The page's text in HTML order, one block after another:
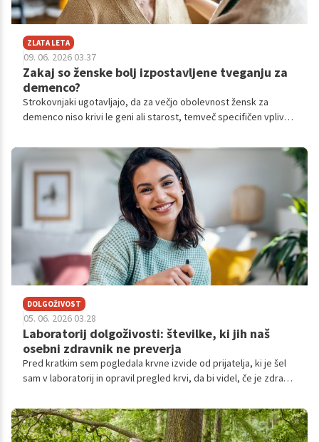
ZLATA LETA
09. 06. 2026 03.37
Zakaj so ženske bolj izpostavljene tveganju za
demenco?
Strokovnjaki ugotavljajo, da za večjo obolevnost žensk za
demenco niso krivi le geni ali starost, temveč specifičen vpliv
DOLGOŽIVOST
05. 06. 2026 03.28
Laboratorij dolgoživosti: številke, ki jih naš
osebni zdravnik ne preverja
Pred kratkim sem pogledala krvne izvide od prijatelja, ki je šel
sam v laboratorij in opravil pregled krvi, da bi videl, če je zdrav.
normalen. Krvna slika normalna. Na papirju je bil ta človek
popolnoma zdrav.